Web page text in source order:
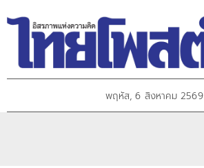
พฤหัส, 6 สิงหาคม 2569